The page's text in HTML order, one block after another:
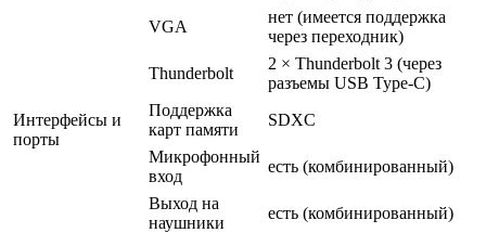
Интерфейсы и
порты
VGA
нет (имеется поддержка
через переходник)
Thunderbolt
2 × Thunderbolt 3 (через
разъемы USB Type-C)
Поддержка
карт памяти
SDXC
Микрофонный
вход
есть (комбинированный)
Выход на
наушники
есть (комбинированный)